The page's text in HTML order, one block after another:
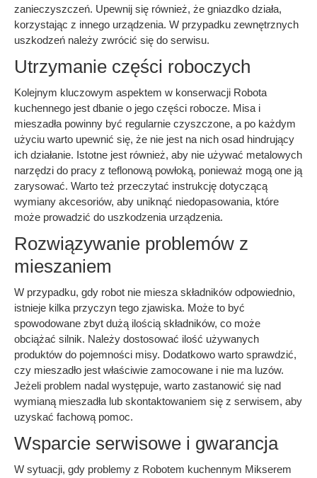
zanieczyszczeń. Upewnij się również, że gniazdko działa,
korzystając z innego urządzenia. W przypadku zewnętrznych
uszkodzeń należy zwrócić się do serwisu.
Utrzymanie części roboczych
Kolejnym kluczowym aspektem w konserwacji Robota
kuchennego jest dbanie o jego części robocze. Misa i
mieszadła powinny być regularnie czyszczone, a po każdym
użyciu warto upewnić się, że nie jest na nich osad hindrujący
ich działanie. Istotne jest również, aby nie używać metalowych
narzędzi do pracy z teflonową powłoką, ponieważ mogą one ją
zarysować. Warto też przeczytać instrukcję dotyczącą
wymiany akcesoriów, aby uniknąć niedopasowania, które
może prowadzić do uszkodzenia urządzenia.
Rozwiązywanie problemów z
mieszaniem
W przypadku, gdy robot nie miesza składników odpowiednio,
istnieje kilka przyczyn tego zjawiska. Może to być
spowodowane zbyt dużą ilością składników, co może
obciążać silnik. Należy dostosować ilość używanych
produktów do pojemności misy. Dodatkowo warto sprawdzić,
czy mieszadło jest właściwie zamocowane i nie ma luzów.
Jeżeli problem nadal występuje, warto zastanowić się nad
wymianą mieszadła lub skontaktowaniem się z serwisem, aby
uzyskać fachową pomoc.
Wsparcie serwisowe i gwarancja
W sytuacji, gdy problemy z Robotem kuchennym Mikserem